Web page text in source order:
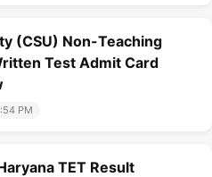
(CSU) Non-Teaching
Test Admit Card
PM
TET Result